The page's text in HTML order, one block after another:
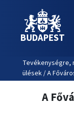
BUDAPEST
Tevékenységre,
ülések / A
A